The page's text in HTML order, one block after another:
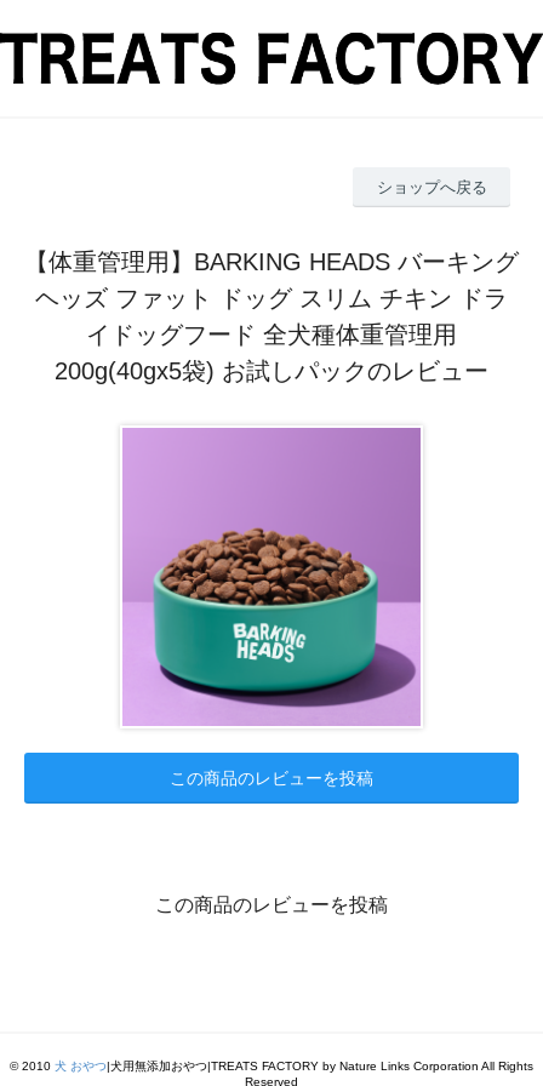
ショップへ戻る
【体重管理用】BARKING HEADS バーキング
ヘッズ ファット ドッグ スリム チキン ドラ
イドッグフード 全犬種体重管理用
200g(40gx5袋) お試しパックのレビュー
この商品のレビューを投稿
この商品のレビューを投稿
© 2010 犬 おやつ|犬用無添加おやつ|TREATS FACTORY by Nature Links Corporation All Rights
Reserved